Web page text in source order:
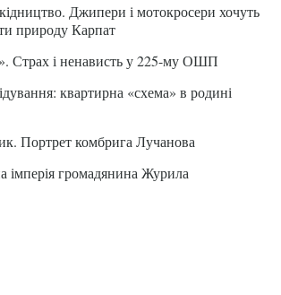
Джипери і мотокросери хочуть
природу Карпат
Страх і ненависть у 225-му ОШП
квартирна «схема» в родині
Портрет комбрига Лучанова
імперія громадянина Журила